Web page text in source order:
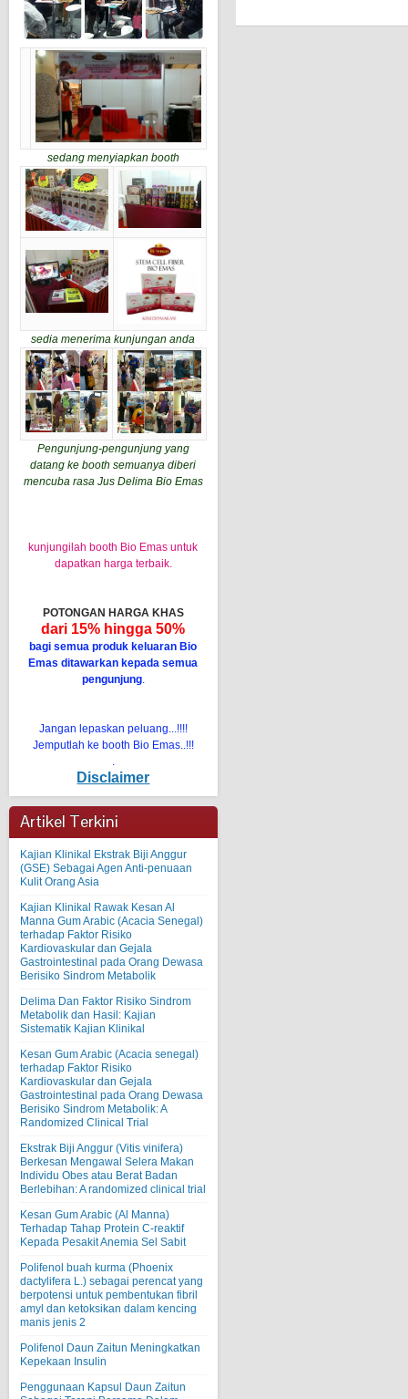
sedang menyiapkan booth
sedia menerima kunjungan anda
Pengunjung-pengunjung yang
datang ke booth semuanya diberi
mencuba rasa Jus Delima Bio Emas
kunjungilah booth Bio Emas untuk
dapatkan harga terbaik.
POTONGAN HARGA KHAS
dari 15% hingga 50%
bagi semua produk keluaran Bio
Emas ditawarkan kepada semua
pengunjung.
Jangan lepaskan peluang...!!!!
Jemputlah ke booth Bio Emas..!!!
.
Disclaimer
Artikel Terkini
Kajian Klinikal Ekstrak Biji Anggur
(GSE) Sebagai Agen Anti-penuaan
Kulit Orang Asia
Kajian Klinikal Rawak Kesan Al
Manna Gum Arabic (Acacia Senegal)
terhadap Faktor Risiko
Kardiovaskular dan Gejala
Gastrointestinal pada Orang Dewasa
Berisiko Sindrom Metabolik
Delima Dan Faktor Risiko Sindrom
Metabolik dan Hasil: Kajian
Sistematik Kajian Klinikal
Kesan Gum Arabic (Acacia senegal)
terhadap Faktor Risiko
Kardiovaskular dan Gejala
Gastrointestinal pada Orang Dewasa
Berisiko Sindrom Metabolik: A
Randomized Clinical Trial
Ekstrak Biji Anggur (Vitis vinifera)
Berkesan Mengawal Selera Makan
Individu Obes atau Berat Badan
Berlebihan: A randomized clinical trial
Kesan Gum Arabic (Al Manna)
Terhadap Tahap Protein C-reaktif
Kepada Pesakit Anemia Sel Sabit
Polifenol buah kurma (Phoenix
dactylifera L.) sebagai perencat yang
berpotensi untuk pembentukan fibril
amyl dan ketoksikan dalam kencing
manis jenis 2
Polifenol Daun Zaitun Meningkatkan
Kepekaan Insulin
Penggunaan Kapsul Daun Zaitun